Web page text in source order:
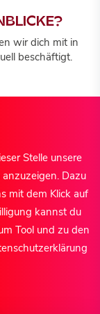
wir dich mit in
beschäftigt.
Stelle unsere
Dazu
mit dem Klick auf
kannst du
Tool und zu den